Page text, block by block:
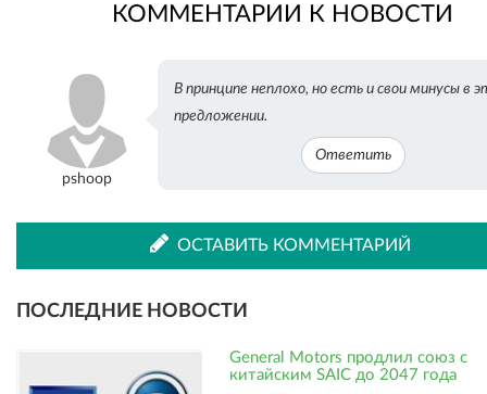
во
ВКонтакте
КОММЕНТАРИИ К НОВОСТИ
pshoop
В принципе неплохо, но есть и свои минусы в
предложении.
Ответить
ОСТАВИТЬ КОММЕНТАРИЙ
ПОСЛЕДНИЕ НОВОСТИ
General Motors продлил союз с
китайским SAIC до 2047 года